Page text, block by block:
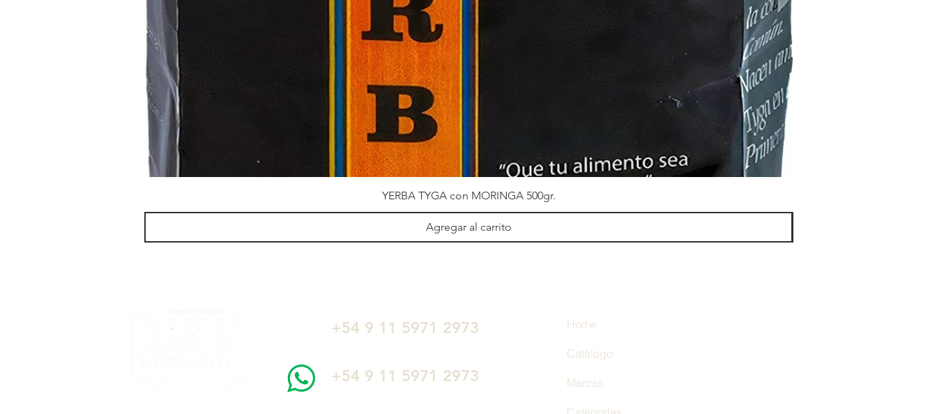
YERBA TYGA con MORINGA 500gr.
Agregar al carrito
Home
Catálogo
Marcas
+54 9 11 5971 2973
‭+54 9 11 5971 2973‬